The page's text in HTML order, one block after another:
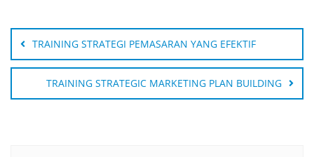
Post
navigation
TRAINING STRATEGI PEMASARAN YANG EFEKTIF
TRAINING STRATEGIC MARKETING PLAN BUILDING